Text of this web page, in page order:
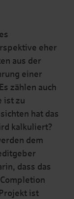
eher
aus der
einer
zählen auch
ist zu
hat das
kalkuliert?
dem
dass das
ist